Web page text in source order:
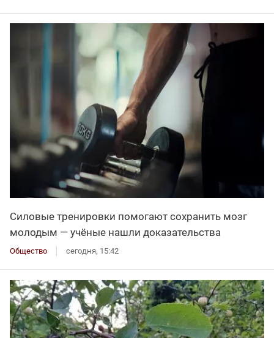
Силовые тренировки помогают сохранить мозг
молодым — учёные нашли доказательства
Общество сегодня, 15:42